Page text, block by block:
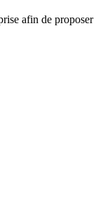
afin de proposer